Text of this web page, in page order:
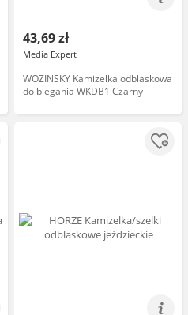
43,69 zł
Media Expert
WOZINSKY Kamizelka odblaskowa
do biegania WKDB1 Czarny